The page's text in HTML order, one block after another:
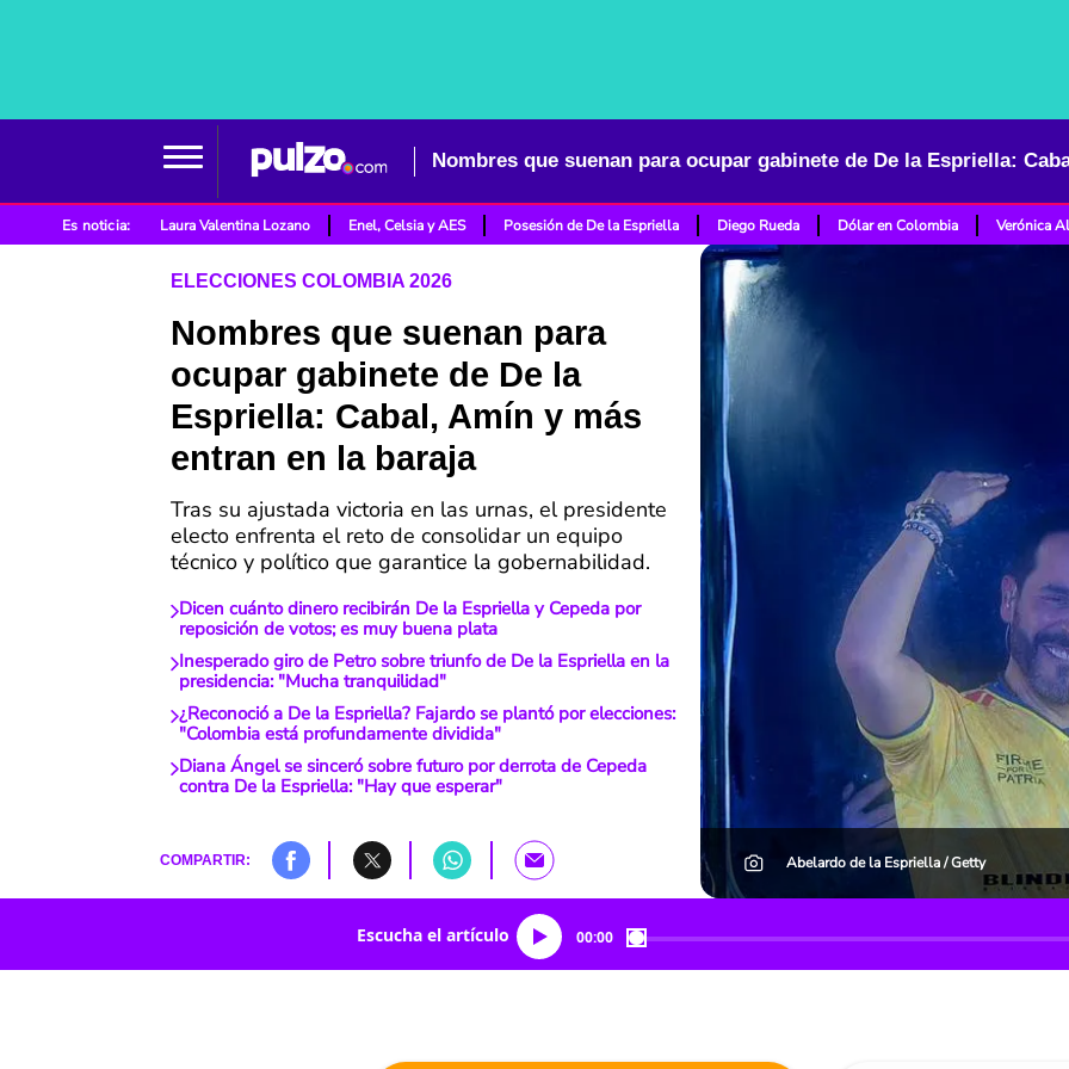
Es noticia: Laura Valentina Lozano Enel, Celsia y AES Posesión de De la Espriella Diego Rueda Dólar en Colombia Verónica
ELECCIONES COLOMBIA 2026
Nombres que suenan para
ocupar gabinete de De la
Espriella: Cabal, Amín y más
entran en la baraja
Tras su ajustada victoria en las urnas, el presidente
electo enfrenta el reto de consolidar un equipo
técnico y político que garantice la gobernabilidad.
Dicen cuánto dinero recibirán De la Espriella y Cepeda por
reposición de votos; es muy buena plata
Inesperado giro de Petro sobre triunfo de De la Espriella en la
presidencia: "Mucha tranquilidad"
¿Reconoció a De la Espriella? Fajardo se plantó por elecciones:
"Colombia está profundamente dividida"
Diana Ángel se sinceró sobre futuro por derrota de Cepeda
contra De la Espriella: "Hay que esperar"
COMPARTIR: Abelardo de la Espriella / Getty
Escucha el artículo 00:00